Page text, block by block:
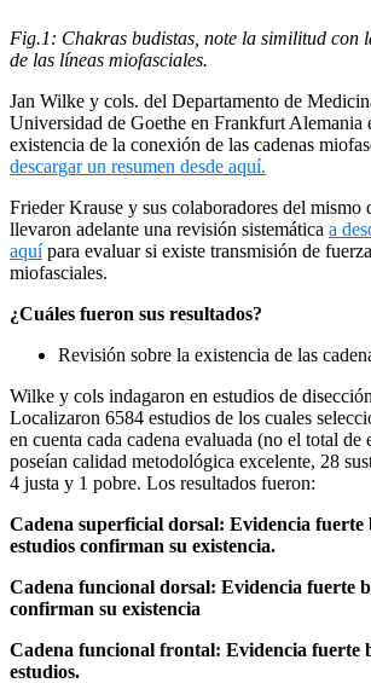
Fig.1: Chakras budistas, note la similitud con
de las líneas miofasciales.
Jan Wilke y cols. del Departamento de
Universidad de Goethe en Frankfurt Alemania
existencia de la conexión de las cadenas
descargar un resumen desde aquí.
Frieder Krause y sus colaboradores del mismo
llevaron adelante una revisión sistemática a
aquípara evaluar si existe transmisión de
miofasciales.
¿Cuáles fueron sus resultados?
Revisión sobre la existencia de las
Wilke y cols indagaron en estudios de
Localizaron 6584 estudios de los cuales
en cuenta cada cadena evaluada (no el total de
poseían calidad metodológica excelente, 28
4 justa y 1 pobre. Los resultados fueron:
Cadena superficial dorsal: Evidencia fuerte
estudios confirman su existencia.
Cadena funcional dorsal: Evidencia fuerte
confirman su existencia
Cadena funcional frontal: Evidencia fuerte
estudios.